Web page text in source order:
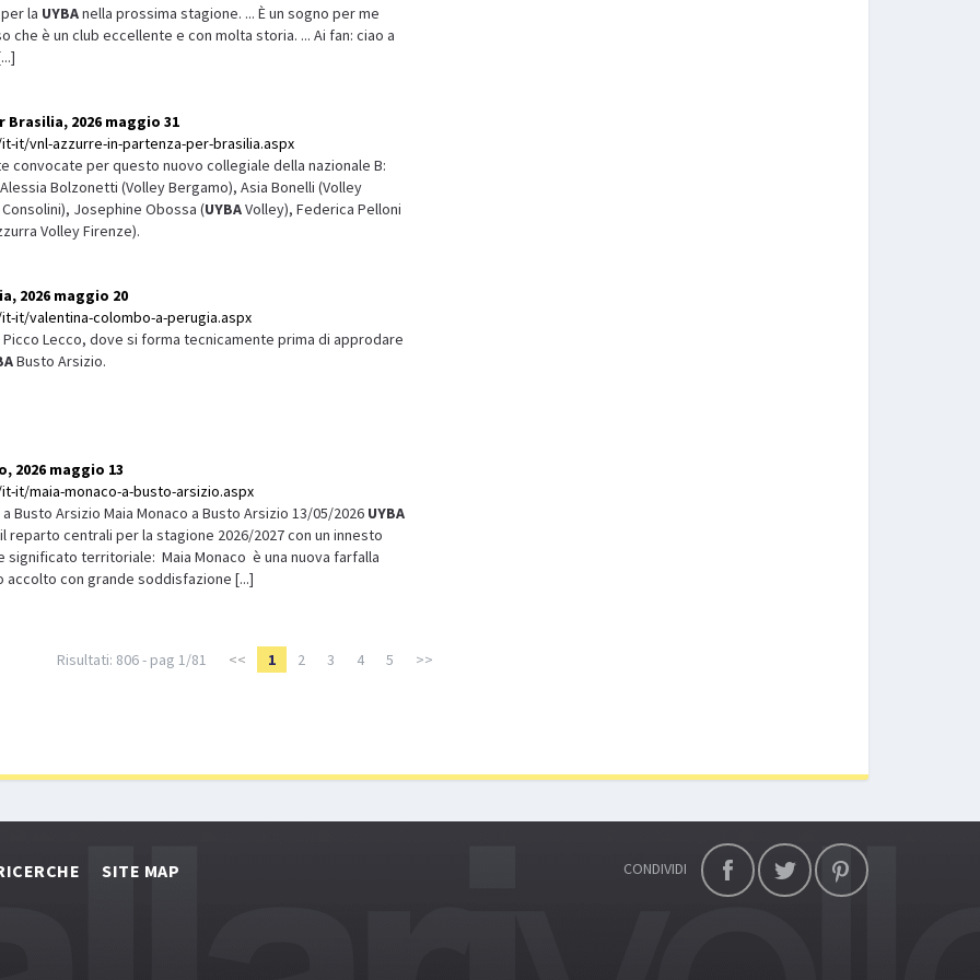
la UYBAnella prossima stagione. ... È un sogno per me
che è un club eccellente e con molta storia. ... Ai fan: ciao a
2026 maggio 31
it/vnl-azzurre-in-partenza-per-brasilia.aspx
convocate per questo nuovo collegiale della nazionale B:
Bolzonetti (Volley Bergamo), Asia Bonelli (Volley
Josephine Obossa (UYBAVolley), Federica Pelloni
Volley Firenze).
2026 maggio 20
it/valentina-colombo-a-perugia.aspx
Lecco, dove si forma tecnicamente prima di approdare
Busto Arsizio.
2026 maggio 13
it/maia-monaco-a-busto-arsizio.aspx
Busto Arsizio Maia Monaco a Busto Arsizio 13/05/2026 UYBA
reparto centrali per la stagione 2026/2027 con un innesto
territoriale: Maia Monaco è una nuova farfalla
accolto con grande soddisfazione [...]
Risultati: 806 - pag 1/81 << 1 2 3 4 5 >>
SITE MAP CONDIVIDI